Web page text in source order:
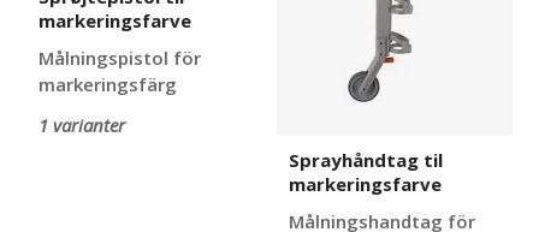
markeringsfarve
Målningspistol för
markeringsfärg
1 varianter
Sprayhåndtag til
markeringsfarve
Målningshandtag för